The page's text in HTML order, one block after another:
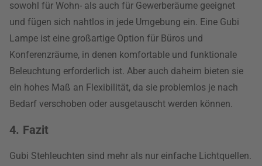
sowohl für Wohn- als auch für Gewerberäume geeignet
und fügen sich nahtlos in jede Umgebung ein. Eine Gubi
Lampe ist eine großartige Option für Büros und
Konferenzräume, in denen komfortable und funktionale
Beleuchtung erforderlich ist. Aber auch daheim bieten sie
ein hohes Maß an Flexibilität, da sie problemlos je nach
Bedarf verschoben oder ausgetauscht werden können.
4. Fazit
Gubi Stehleuchten sind mehr als nur einfache Lichtquellen.